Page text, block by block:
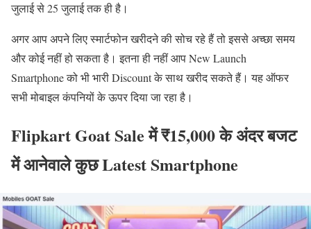
जुलाई से 25 जुलाई तक ही है।
अगर आप अपने लिए स्मार्टफोन खरीदने की सोच रहे हैं तो इससे अच्छा समय
और कोई नहीं हो सकता है। इतना ही नहीं आप New Launch
Smartphone को भी भारी Discount के साथ खरीद सकते हैं। यह ऑफर
सभी मोबाइल कंपनियों के ऊपर दिया जा रहा है।
Flipkart Goat Sale में ₹15,000 के अंदर बजट
में आनेवाले कुछ Latest Smartphone